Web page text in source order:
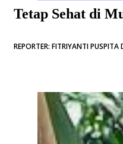
Tetap Sehat di
REPORTER: FITRIYANTI